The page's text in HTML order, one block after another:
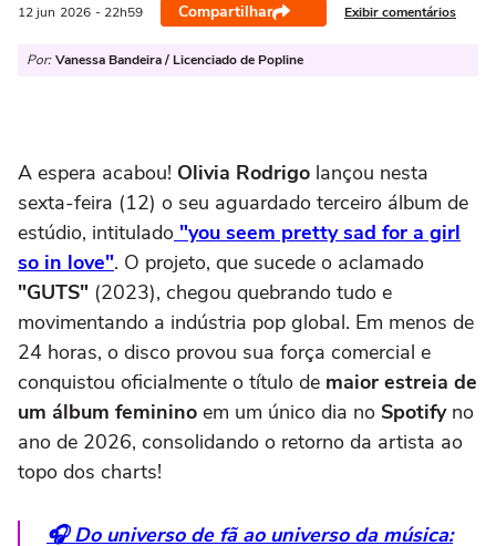
12 jun 2026 - 22h59 Compartilhar Exibir comentários
Por: Vanessa Bandeira / Licenciado de Popline
A espera acabou! Olivia Rodrigo lançou nesta
sexta-feira (12) o seu aguardado terceiro álbum de
estúdio, intitulado "you seem pretty sad for a girl
so in love". O projeto, que sucede o aclamado
"GUTS" (2023), chegou quebrando tudo e
movimentando a indústria pop global. Em menos de
24 horas, o disco provou sua força comercial e
conquistou oficialmente o título de maior estreia de
um álbum feminino em um único dia no Spotifyno
ano de 2026, consolidando o retorno da artista ao
topo dos charts!
🎧 Do universo de fã ao universo da música: